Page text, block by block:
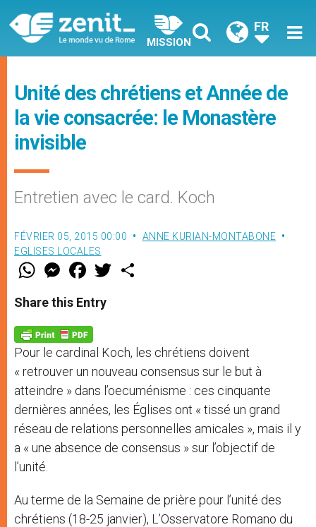
MISSION
FR
Unité des chrétiens et Année de
la vie consacrée: le Monastère
invisible
Entretien avec le card. Koch
FÉVRIER 05, 2015 00:00
ANNE KURIAN-MONTABONE
EGLISES LOCALES
W
t
s
p
p
M
e
s
e
g
e
r
F
a
e
b
o
k
w
Share this Entry
Pour le cardinal Koch, les chrétiens doivent
« retrouver un nouveau consensus sur le but à
atteindre » dans l’oecuménisme : ces cinquante
dernières années, les Églises ont « tissé un grand
réseau de relations personnelles amicales », mais il y
a « une absence de consensus » sur l’objectif de
l’unité.
Au terme de la Semaine de prière pour l’unité des
chrétiens (18-25 janvier), L’Osservatore Romano du